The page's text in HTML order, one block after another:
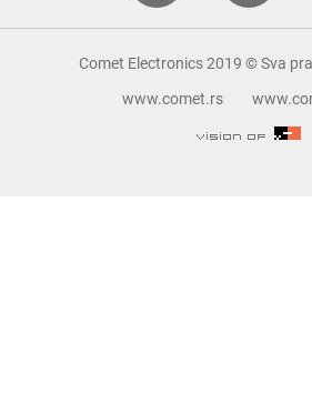
Comet Electronics 2019 © Sva
www.comet.rs